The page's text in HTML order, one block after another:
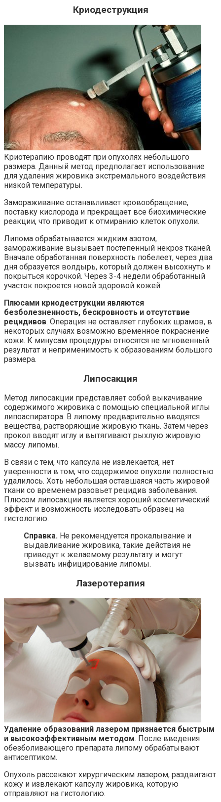
Криодеструкция
Криотерапию проводят при опухолях небольшого
размера. Данный метод предполагает использование
для удаления жировика экстремального воздействия
низкой температуры.
Замораживание останавливает кровообращение,
поставку кислорода и прекращает все биохимические
реакции, что приводит к отмиранию клеток опухоли.
Липома обрабатывается жидким азотом,
замораживание вызывает постепенный некроз тканей.
Вначале обработанная поверхность побелеет, через два
дня образуется волдырь, который должен высохнуть и
покрыться корочкой. Через 3-4 недели обработанный
участок покроется новой здоровой кожей.
Плюсами криодеструкции являются
безболезненность, бескровность и отсутствие
рецидивов. Операция не оставляет глубоких шрамов, в
некоторых случаях возможно временное покраснение
кожи. К минусам процедуры относятся не мгновенный
результат и неприменимость к образованиям большого
размера.
Липосакция
Метод липосакции представляет собой выкачивание
содержимого жировика с помощью специальной иглы
липоаспиратора. В липому предварительно вводятся
вещества, растворяющие жировую ткань. Затем через
прокол вводят иглу и вытягивают рыхлую жировую
массу липомы.
В связи с тем, что капсула не извлекается, нет
уверенности в том, что содержимое опухоли полностью
удалилось. Хоть небольшая оставшаяся часть жировой
ткани со временем разовьет рецидив заболевания.
Плюсом липосакции является хороший косметический
эффект и возможность исследовать образец на
гистологию.
Справка. Не рекомендуется прокалывание и
выдавливание жировика, такие действия не
приведут к желаемому результату и могут
вызвать инфицирование липомы.
Лазеротерапия
Удаление образований лазером признается быстрым
и высокоэффективным методом. После введения
обезболивающего препарата липому обрабатывают
антисептиком.
Опухоль рассекают хирургическим лазером, раздвигают
кожу и извлекают капсулу жировика, которую
отправляют на гистологию.